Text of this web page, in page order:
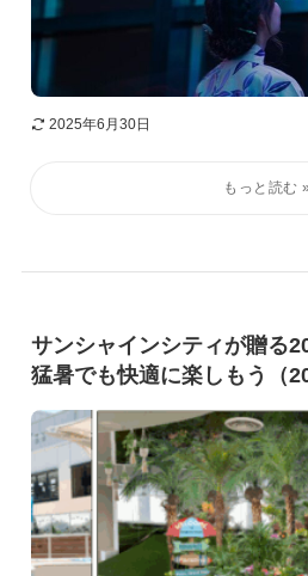
2025年6月30日
サンシャインシティが贈る
猛暑でも快適に楽しもう（